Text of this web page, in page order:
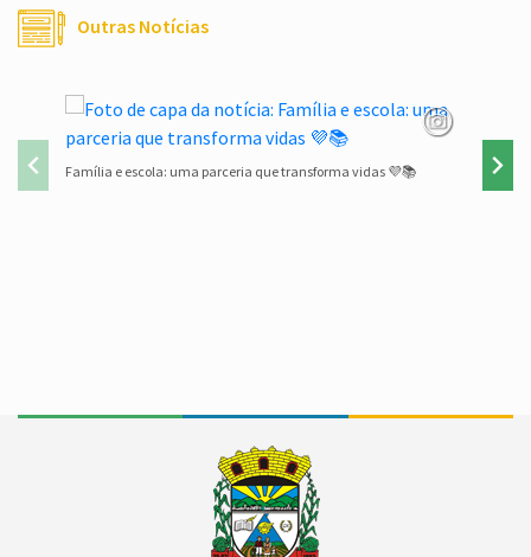
Outras Notícias
Família e escola: uma parceria que transforma vidas 💜📚 Lista